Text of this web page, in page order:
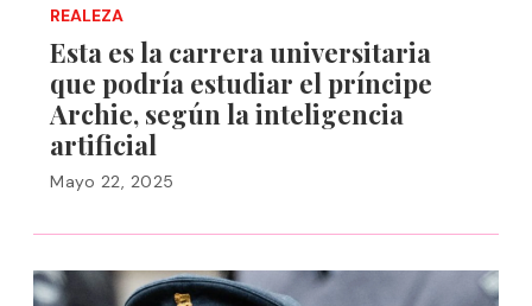
REALEZA
Esta es la carrera universitaria
que podría estudiar el príncipe
Archie, según la inteligencia
artificial
Mayo 22, 2025